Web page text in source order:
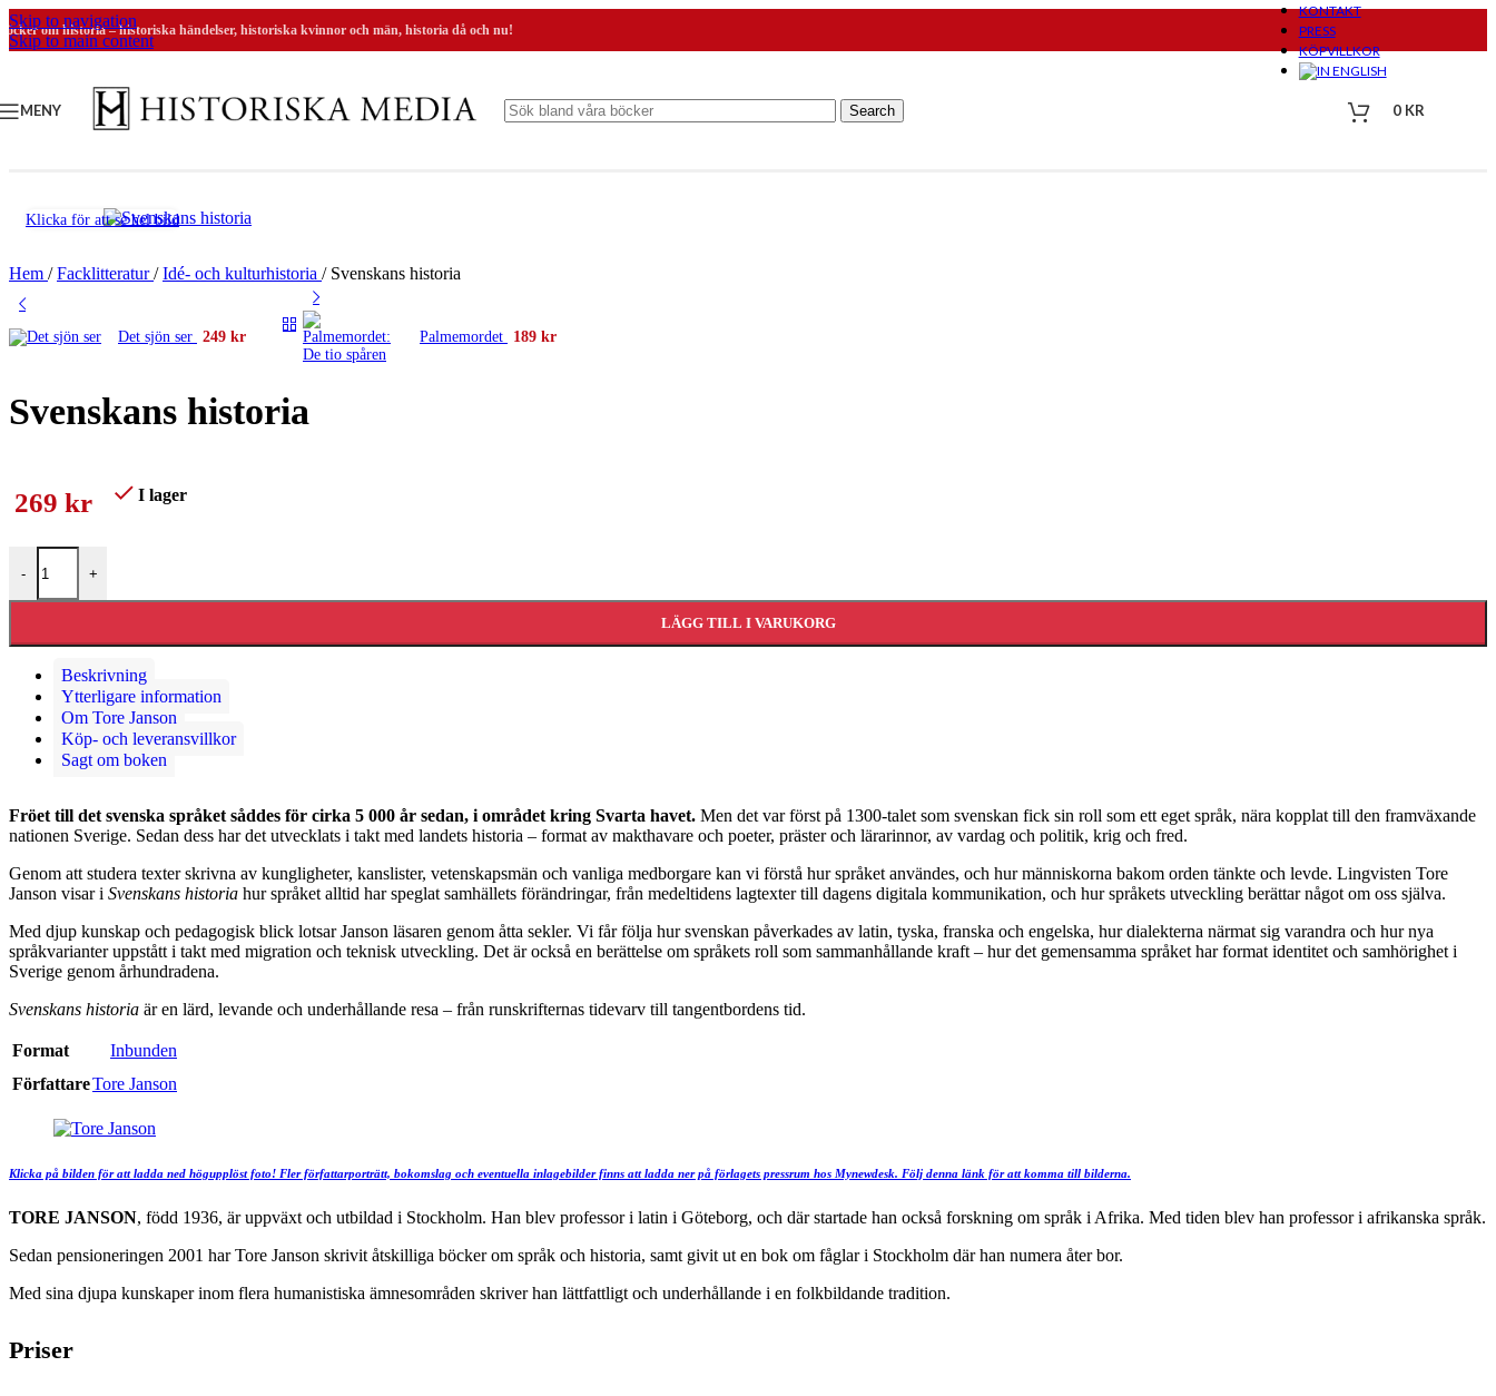
Skip to navigation
Skip to main content
om historia – historiska händelser, historiska kvinnor och män, historia då och nu!
KONTAKT
PRESS
KÖPVILLKOR
MENY Search 0 KR
Klicka för att se hel bild
Hem / Facklitteratur/ Idé- och kulturhistoria / Svenskans historia
Det sjön ser 249 kr Palmemordet 189 kr
Svenskans historia
269 kr I lager
-
Svenskans historia mängd
+
LÄGG TILL I VARUKORG
Beskrivning
Ytterligare information
Om Tore Janson
Köp- och leveransvillkor
Sagt om boken
Fröet till det svenska språket såddes för cirka 5 000 år sedan, i området kring Svarta havet. Men det var först på 1300-talet som svenskan fick sin roll som ett eget språk, nära kopplat till den framväxande
nationen Sverige. Sedan dess har det utvecklats i takt med landets historia – format av makthavare och poeter, präster och lärarinnor, av vardag och politik, krig och fred.
Genom att studera texter skrivna av kungligheter, kanslister, vetenskapsmän och vanliga medborgare kan vi förstå hur språket användes, och hur människorna bakom orden tänkte och levde. Lingvisten Tore
Janson visar i Svenskans historia hur språket alltid har speglat samhällets förändringar, från medeltidens lagtexter till dagens digitala kommunikation, och hur språkets utveckling berättar något om oss själva.
Med djup kunskap och pedagogisk blick lotsar Janson läsaren genom åtta sekler. Vi får följa hur svenskan påverkades av latin, tyska, franska och engelska, hur dialekterna närmat sig varandra och hur nya
språkvarianter uppstått i takt med migration och teknisk utveckling. Det är också en berättelse om språkets roll som sammanhållande kraft – hur det gemensamma språket har format identitet och samhörighet i
Sverige genom århundradena.
Svenskans historia är en lärd, levande och underhållande resa – från runskrifternas tidevarv till tangentbordens tid.
Format
Inbunden
FörfattareTore Janson
Klicka på bilden för att ladda ned högupplöst foto! Fler författarporträtt, bokomslag och eventuella inlagebilder finns att ladda ner på förlagets pressrum hos Mynewdesk. Följ denna länk för att komma till bilderna.
TORE JANSON, född 1936, är uppväxt och utbildad i Stockholm. Han blev professor i latin i Göteborg, och där startade han också forskning om språk i Afrika. Med tiden blev han professor i afrikanska språk.
Sedan pensioneringen 2001 har Tore Janson skrivit åtskilliga böcker om språk och historia, samt givit ut en bok om fåglar i Stockholm där han numera åter bor.
Med sina djupa kunskaper inom flera humanistiska ämnesområden skriver han lättfattligt och underhållande i en folkbildande tradition.
Priser